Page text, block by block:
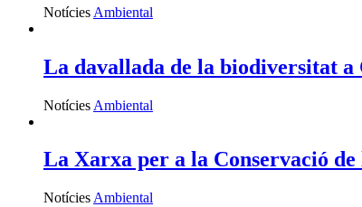
Notícies Ambiental
La davallada de la biodiversitat a
Notícies Ambiental
La Xarxa per a la Conservació
Notícies Ambiental